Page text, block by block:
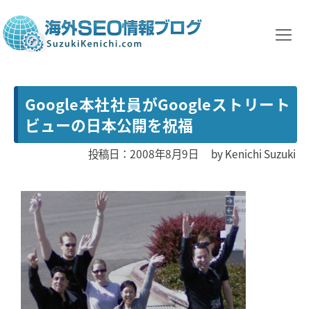
Google本社社員がGoogleストリート
ビューの日本公開を祝福
投稿日：2008年8月9日 byKenichi Suzuki